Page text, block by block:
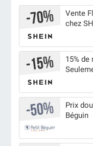
Vente
chez
15%
Prix
Béguin